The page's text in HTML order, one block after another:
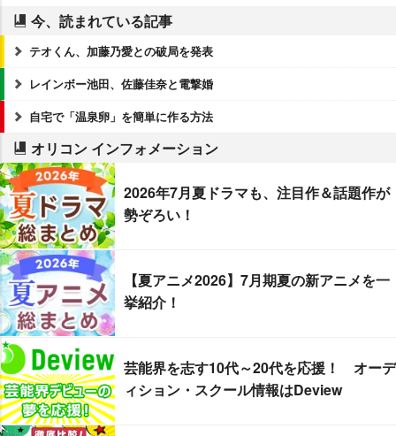
今、読まれている記事
テオくん、加藤乃愛との破局を発表
レインボー池田、佐藤佳奈と電撃婚
自宅で「温泉卵」を簡単に作る方法
オリコン インフォメーション
2026年7月夏ドラマも、注目作＆話題作が
勢ぞろい！
【夏アニメ2026】7月期夏の新アニメを一
挙紹介！
芸能界を志す10代～20代を応援！ オーデ
ィション・スクール情報はDeview